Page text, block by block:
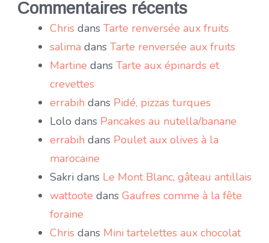
Commentaires récents
Chris dans Tarte renversée aux fruits
salima dans Tarte renversée aux fruits
Martine dans Tarte aux épinards et
crevettes
errabih dans Pidé, pizzas turques
Lolo dans Pancakes au nutella/banane
errabih dans Poulet aux olives à la
marocaine
Sakri dans Le Mont Blanc, gâteau antillais
wattoote dans Gaufres comme à la fête
foraine
Chris dans Mini tartelettes aux chocolat